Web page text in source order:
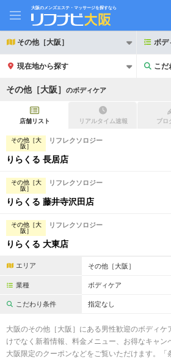
大阪のメンズエステ・マッサージを探すなら
その他［大阪］ ボデ
現在地から探す こだ
こだ
21時以降も受付
初回割引あり
団体割引
キャッシュレス決済OK
ペアルームあり
フットバスあり 岩
専用駐車場あり 有
その他［大阪］ のボディケア
店舗リスト リアルタイム速報 ブロ
その他［大
阪］
リフレクソロジー
りらくる 長居店
その他［大
阪］
リフレクソロジー
りらくる 藤井寺沢田店
その他［大
阪］
リフレクソロジー
りらくる 大東店
エリア その他［大阪］
業種 ボディケア
こだわり条件 指定なし
大阪のその他［大阪］にある男性歓迎のボディ
けでなく新着情報、料金メニュー、お得なキャ
大阪限定のクーポンなどをご覧いただけます。「